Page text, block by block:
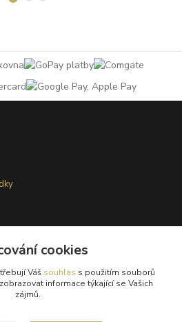
cookies
Váš souhlas s použitím souborů
informace týkající se Vašich
zájmů.